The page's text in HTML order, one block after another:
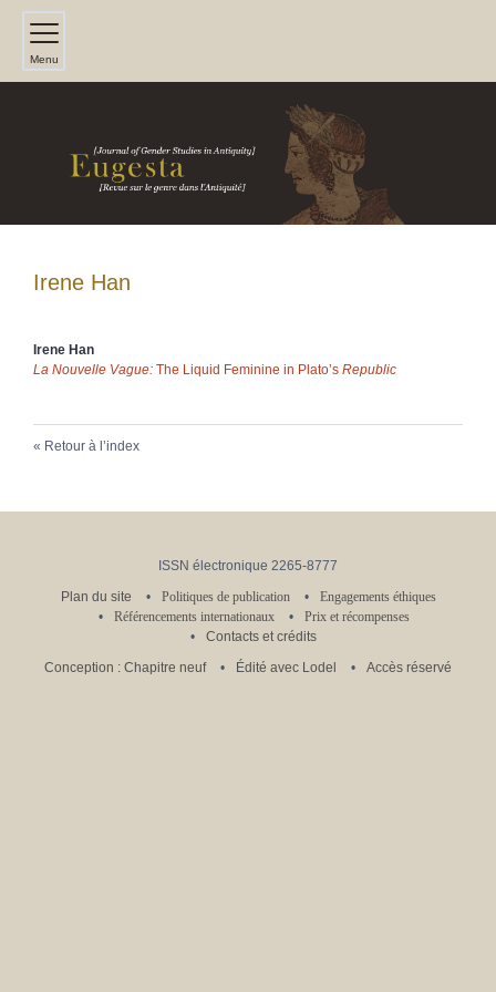
Menu
Irene Han
Irene Han
La Nouvelle Vague: The Liquid Feminine in Plato’s Republic
Retour à l’index
ISSN électronique 2265-8777
Plan du site
Politiques de publication
Engagements éthiques
Référencements internationaux
Prix et récompenses
Contacts et crédits
Conception : Chapitre neuf
Édité avec Lodel Accès réservé